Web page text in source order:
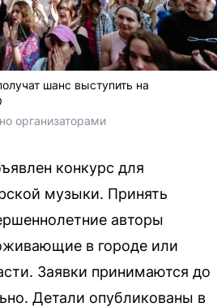
шанс выступить на
организаторами
конкурс для
музыки. Принять
авторы
в городе или
Заявки принимаются до
Детали опубликованы в